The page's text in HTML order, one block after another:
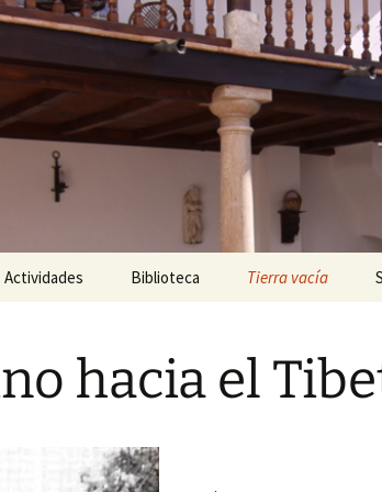
Actividades
Certamen literario Fallo del jurado 2022
Biblioteca
Noalejo, regreso a los
Alcalá, cuando llega don
Carnal
Tierra vacía
Aullidos de Mágina
hacia el